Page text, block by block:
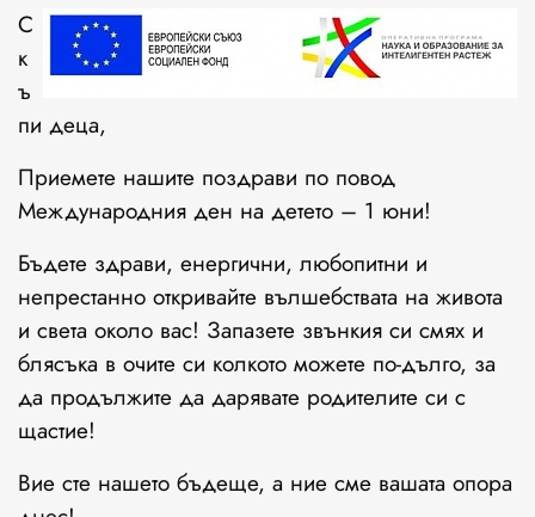
С
к
ъ
пи деца,
Приемете нашите поздрави по повод
Международния ден на детето – 1 юни!
Бъдете здрави, енергични, любопитни и
непрестанно откривайте вълшебствата на живота
и света около вас! Запазете звънкия си смях и
блясъка в очите си колкото можете по-дълго, за
да продължите да дарявате родителите си с
щастие!
Вие сте нашето бъдеще, а ние сме вашата опора